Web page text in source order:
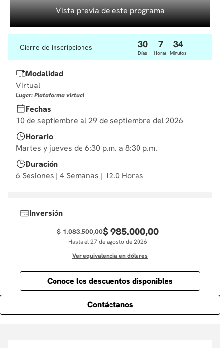
10. diseño Vista previa de este programa
Cierre de inscripciones 30
Días
7
Horas
34
Minutos
Modalidad
Virtual
Lugar: Plataforma virtual
Fechas
10 de septiembre al 29 de septiembre del 2026
Horario
Martes y jueves de 6:30 p.m. a 8:30 p.m.
Duración
6 Sesiones | 4 Semanas | 12.0 Horas
Inversión
$ 1.083.500,00$985.000,00
Hasta el 27 de agosto de 2026
Ver equivalencia en dólares
Conoce los descuentos disponibles
Contáctanos